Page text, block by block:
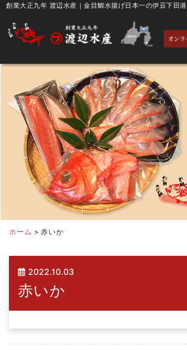
創業大正九年 渡辺水産｜金目鯛水揚げ日本一の伊豆下田港
ホーム > 赤いか
2022.10.03
赤いか